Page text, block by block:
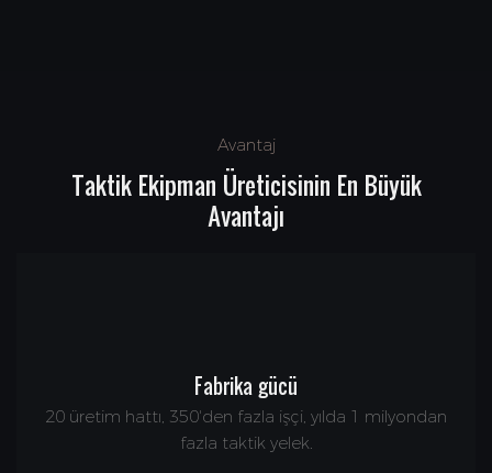
Avantaj
Taktik Ekipman Üreticisinin En Büyük
Avantajı
Fabrika gücü
20 üretim hattı, 350'den fazla işçi, yılda 1 milyondan
fazla taktik yelek.